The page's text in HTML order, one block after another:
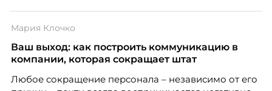
благодарности и публичного признания.
Мария Клочко
Ваш выход: как построить коммуникацию в
компании, которая сокращает штат
Любое сокращение персонала – независимо от его